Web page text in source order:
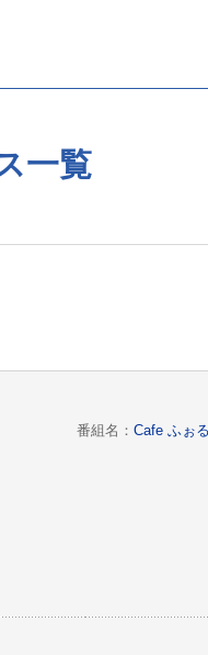
一覧
番組名： Cafe ふぉ